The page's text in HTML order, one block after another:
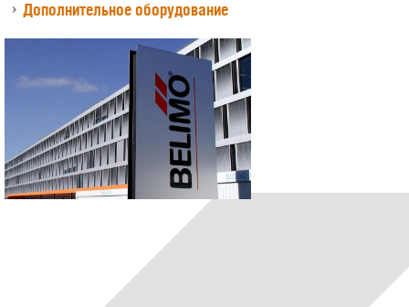
Дополнительное оборудование